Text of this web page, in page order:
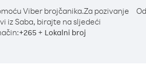
Viber brojčanika.Za pozivanje
iz Saba, birajte na sljedeći
+265 + Lokalni broj